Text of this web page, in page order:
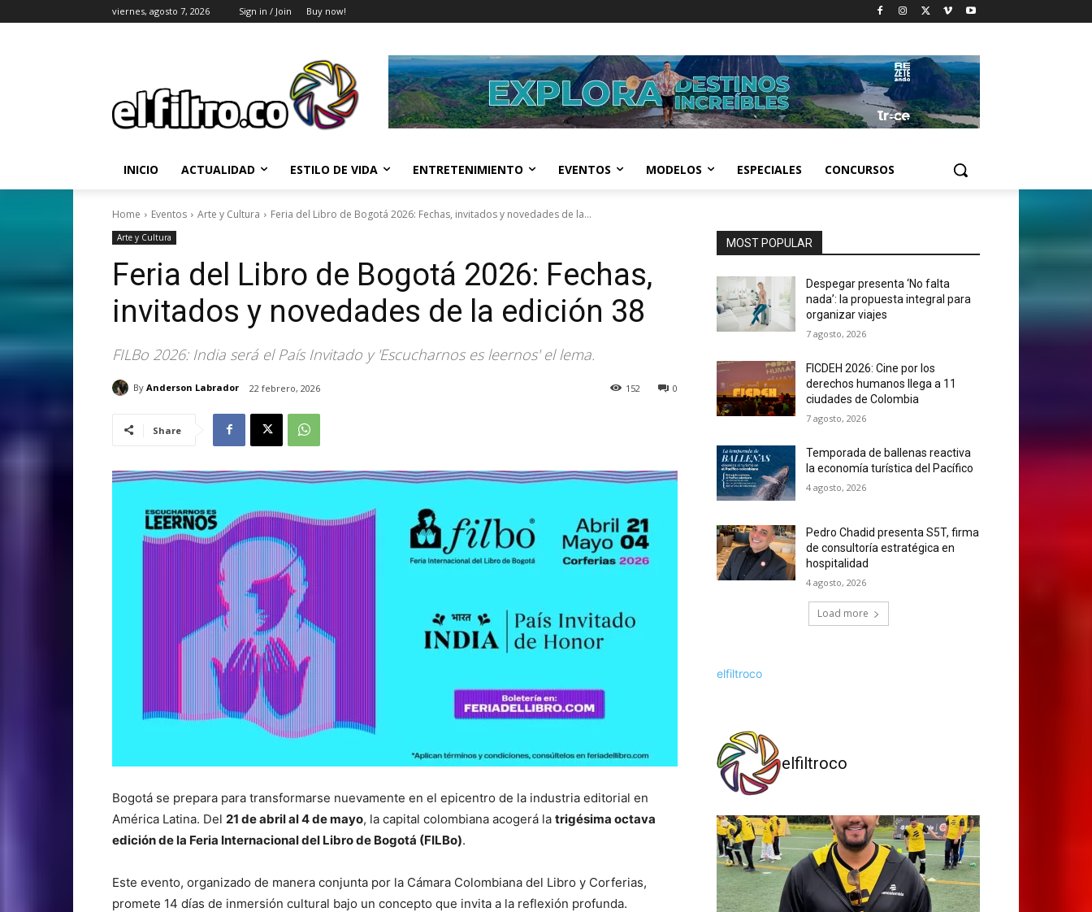
viernes, agosto 7, 2026 Sign in / Join Buy now!
INICIO ACTUALIDAD ESTILO DE VIDA ENTRETENIMIENTO EVENTOS MODELOS ESPECIALES CONCURSOS
Home Eventos Arte y Cultura Feria del Libro de Bogotá 2026: Fechas, invitados y novedades de la...
Arte y Cultura
Feria del Libro de Bogotá 2026: Fechas,
invitados y novedades de la edición 38
FILBo 2026: India será el País Invitado y 'Escucharnos es leernos' el lema.
By Anderson Labrador 22 febrero, 2026 0
152
Share
Bogotá se prepara para transformarse nuevamente en el epicentro de la industria editorial en
América Latina. Del 21 de abril al 4 de mayo, la capital colombiana acogerá la trigésima octava
edición de la Feria Internacional del Libro de Bogotá (FILBo).
Este evento, organizado de manera conjunta por la Cámara Colombiana del Libro y Corferias,
promete 14 días de inmersión cultural bajo un concepto que invita a la reflexión profunda.
MOST POPULAR
Despegar presenta ‘No falta
nada’: la propuesta integral para
organizar viajes
7 agosto, 2026
FICDEH 2026: Cine por los
derechos humanos llega a 11
ciudades de Colombia
7 agosto, 2026
Temporada de ballenas reactiva
la economía turística del Pacífico
4 agosto, 2026
Pedro Chadid presenta S5T, firma
de consultoría estratégica en
hospitalidad
4 agosto, 2026
Load more
elfiltroco
elfiltroco